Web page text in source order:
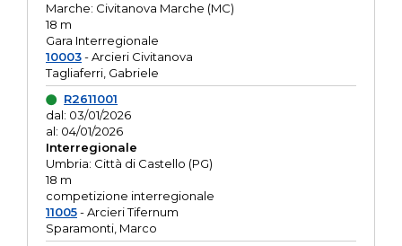
Marche: Civitanova Marche (MC)
18 m
Gara Interregionale
10003- Arcieri Civitanova
Tagliaferri, Gabriele
R2611001
dal: 03/01/2026
al: 04/01/2026
Interregionale
Umbria: Città di Castello (PG)
18 m
competizione interregionale
11005- Arcieri Tifernum
Sparamonti, Marco